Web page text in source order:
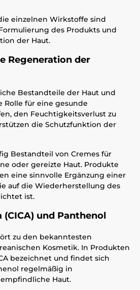
einzelnen Wirkstoffe sind
des Produkts und
der Haut.
Regeneration der
Bestandteile der Haut und
für eine gesunde
den Feuchtigkeitsverlust zu
die Schutzfunktion der
Bestandteil von Cremes für
oder gereizte Haut. Produkte
eine sinnvolle Ergänzung einer
auf die Wiederherstellung des
ist.
und Panthenol
zu den bekanntesten
Kosmetik. In Produkten
bezeichnet und findet sich
regelmäßig in
Haut.